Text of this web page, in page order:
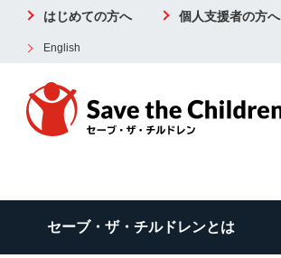
はじめての方へ 個人支援者の方へ
English
セーブ・ザ・チルドレンとは